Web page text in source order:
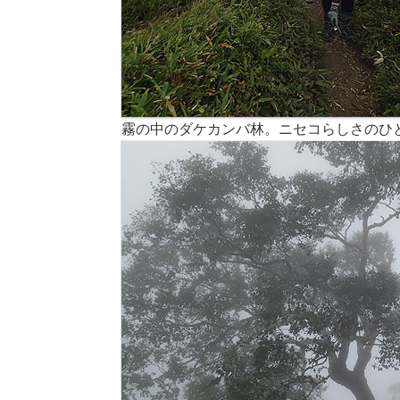
霧の中のダケカンバ林。ニセコらしさのひ